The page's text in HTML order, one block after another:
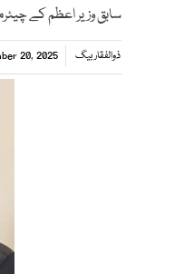
سابق وزیر اعظم کے
ذوالفقار بیگ 20, 2025